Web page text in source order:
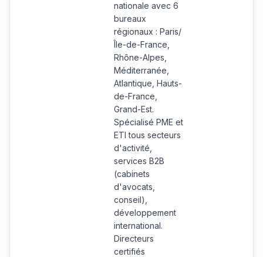
nationale avec 6
bureaux
régionaux : Paris/
Île-de-France,
Rhône-Alpes,
Méditerranée,
Atlantique, Hauts-
de-France,
Grand-Est.
Spécialisé PME et
ETI tous secteurs
d'activité,
services B2B
(cabinets
d'avocats,
conseil),
développement
international.
Directeurs
certifiés